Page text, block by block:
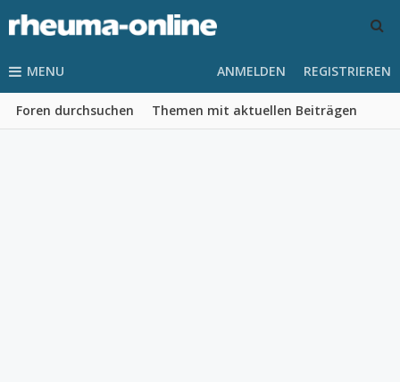
MENU
Foren durchsuchen Themen mit aktuellen Beiträgen
ANMELDEN REGISTRIEREN